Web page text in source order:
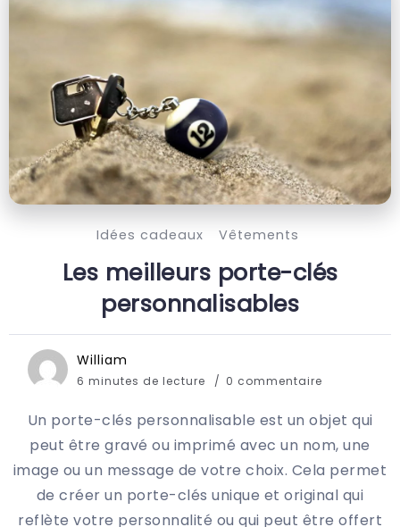
Idées cadeaux Vêtements
Les meilleurs porte-clés
personnalisables
William
6 minutes de lecture 0 commentaire
Un porte-clés personnalisable est un objet qui
peut être gravé ou imprimé avec un nom, une
image ou un message de votre choix. Cela permet
de créer un porte-clés unique et original qui
reflète votre personnalité ou qui peut être offert